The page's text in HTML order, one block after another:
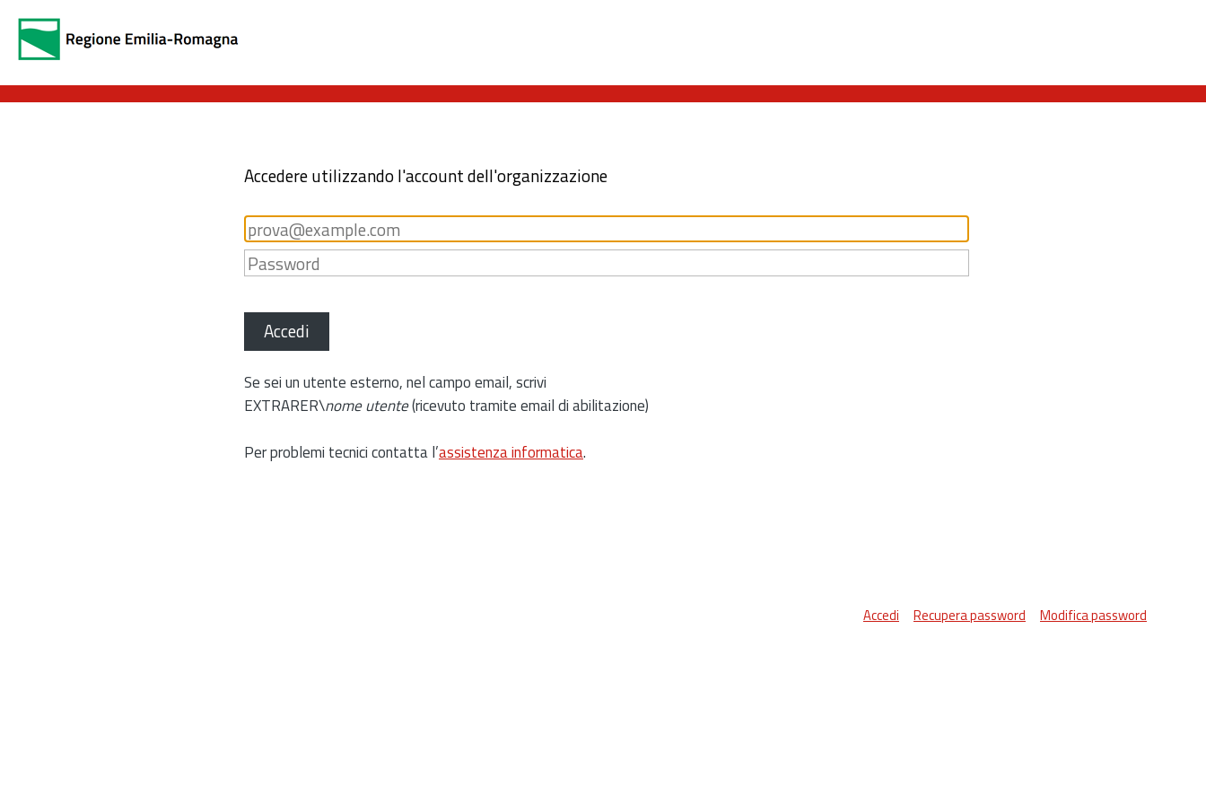
Accedere utilizzando l'account dell'organizzazione
Accedi
Se sei un utente esterno, nel campo email, scrivi
EXTRARER\nome utente(ricevuto tramite email di abilitazione)
Per problemi tecnici contatta l’assistenza informatica.
Accedi Recupera password Modifica password